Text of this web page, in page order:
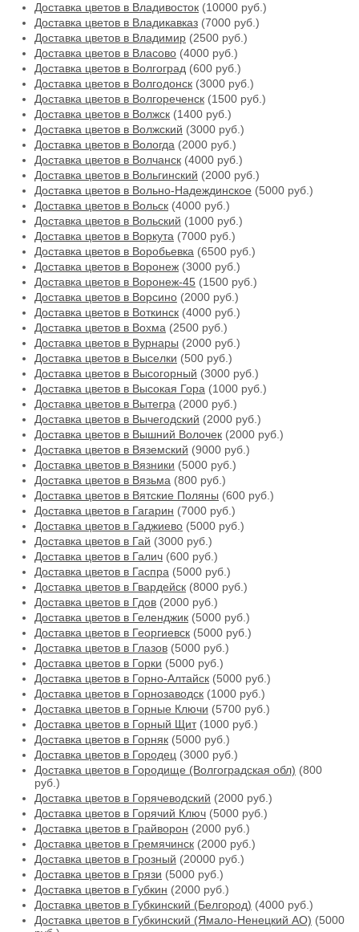
Доставка цветов в Владивосток (10000 руб.)
Доставка цветов в Владикавказ (7000 руб.)
Доставка цветов в Владимир (2500 руб.)
Доставка цветов в Власово (4000 руб.)
Доставка цветов в Волгоград (600 руб.)
Доставка цветов в Волгодонск (3000 руб.)
Доставка цветов в Волгореченск (1500 руб.)
Доставка цветов в Волжск (1400 руб.)
Доставка цветов в Волжский (3000 руб.)
Доставка цветов в Вологда (2000 руб.)
Доставка цветов в Волчанск (4000 руб.)
Доставка цветов в Вольгинский (2000 руб.)
Доставка цветов в Вольно-Надеждинское (5000 руб.)
Доставка цветов в Вольск (4000 руб.)
Доставка цветов в Вольский (1000 руб.)
Доставка цветов в Воркута (7000 руб.)
Доставка цветов в Воробьевка (6500 руб.)
Доставка цветов в Воронеж (3000 руб.)
Доставка цветов в Воронеж-45 (1500 руб.)
Доставка цветов в Ворсино (2000 руб.)
Доставка цветов в Воткинск (4000 руб.)
Доставка цветов в Вохма (2500 руб.)
Доставка цветов в Вурнары (2000 руб.)
Доставка цветов в Выселки (500 руб.)
Доставка цветов в Высогорный (3000 руб.)
Доставка цветов в Высокая Гора (1000 руб.)
Доставка цветов в Вытегра (2000 руб.)
Доставка цветов в Вычегодский (2000 руб.)
Доставка цветов в Вышний Волочек (2000 руб.)
Доставка цветов в Вяземский (9000 руб.)
Доставка цветов в Вязники (5000 руб.)
Доставка цветов в Вязьма (800 руб.)
Доставка цветов в Вятские Поляны (600 руб.)
Доставка цветов в Гагарин (7000 руб.)
Доставка цветов в Гаджиево (5000 руб.)
Доставка цветов в Гай (3000 руб.)
Доставка цветов в Галич (600 руб.)
Доставка цветов в Гаспра (5000 руб.)
Доставка цветов в Гвардейск (8000 руб.)
Доставка цветов в Гдов (2000 руб.)
Доставка цветов в Геленджик (5000 руб.)
Доставка цветов в Георгиевск (5000 руб.)
Доставка цветов в Глазов (5000 руб.)
Доставка цветов в Горки (5000 руб.)
Доставка цветов в Горно-Алтайск (5000 руб.)
Доставка цветов в Горнозаводск (1000 руб.)
Доставка цветов в Горные Ключи (5700 руб.)
Доставка цветов в Горный Щит(1000 руб.)
Доставка цветов в Горняк (5000 руб.)
Доставка цветов в Городец (3000 руб.)
Доставка цветов в Городище (Волгоградская обл) (800
руб.)
Доставка цветов в Горячеводский (2000 руб.)
Доставка цветов в Горячий Ключ (5000 руб.)
Доставка цветов в Грайворон (2000 руб.)
Доставка цветов в Гремячинск (2000 руб.)
Доставка цветов в Грозный (20000 руб.)
Доставка цветов в Грязи (5000 руб.)
Доставка цветов в Губкин (2000 руб.)
Доставка цветов в Губкинский (Белгород) (4000 руб.)
Доставка цветов в Губкинский (Ямало-Ненецкий АО) (5000